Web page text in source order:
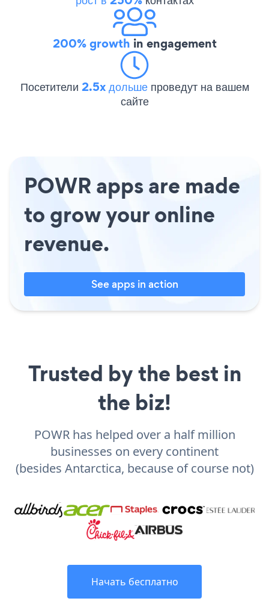
200% growth in engagement
Посетители 2.5x дольше проведут на вашем
сайте
POWR apps are made
to grow your online
revenue.
See apps in action
Trusted by the best in
the biz!
POWR has helped over a half million
businesses on every continent
(besides Antarctica, because of course not)
Начать бесплатно